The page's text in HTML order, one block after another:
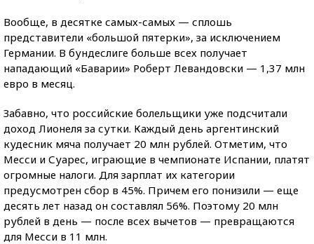
Вообще, в десятке самых-самых — сплошь
представители «большой пятерки», за исключением
Германии. В бундеслиге больше всех получает
нападающий «Баварии» Роберт Левандовски — 1,37 млн
евро в месяц.
Забавно, что российские болельщики уже подсчитали
доход Лионеля за сутки. Каждый день аргентинский
кудесник мяча получает 20 млн рублей. Отметим, что
Месси и Суарес, играющие в чемпионате Испании, платят
огромные налоги. Для зарплат их категории
предусмотрен сбор в 45%. Причем его понизили — еще
десять лет назад он составлял 56%. Поэтому 20 млн
рублей в день — после всех вычетов — превращаются
для Месси в 11 млн.